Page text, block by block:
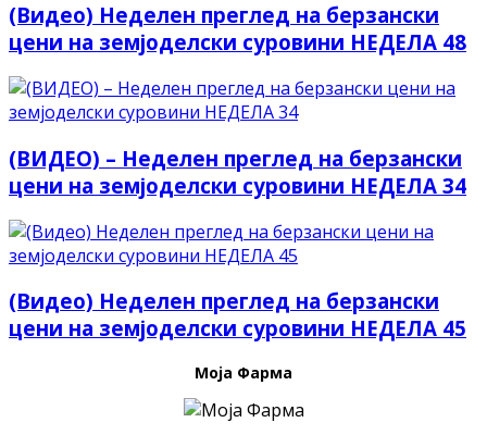
(Видео) Неделен преглед на берзански
цени на земјоделски суровини НЕДЕЛА 48
(ВИДЕО) – Неделен преглед на берзански
цени на земјоделски суровини НЕДЕЛА 34
(Видео) Неделен преглед на берзански
цени на земјоделски суровини НЕДЕЛА 45
Моја Фарма